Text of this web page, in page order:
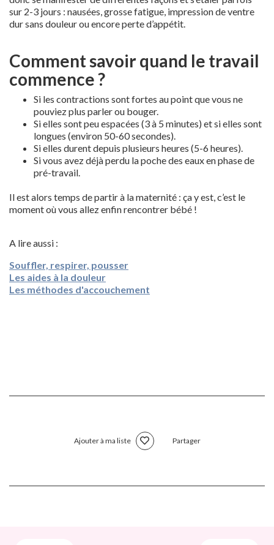
sur 2-3 jours : nausées, grosse fatigue, impression de ventre
dur sans douleur ou encore perte d’appétit.
Comment savoir quand le travail
commence ?
Si les contractions sont fortes au point que vous ne
pouviez plus parler ou bouger.
Si elles sont peu espacées (3 à 5 minutes) et si elles sont
longues (environ 50-60 secondes).
Si elles durent depuis plusieurs heures (5-6 heures).
Si vous avez déjà perdu la poche des eaux en phase de
pré-travail.
Il est alors temps de partir à la maternité : ça y est, c’est le
moment où vous allez enfin rencontrer bébé !
A lire aussi :
Souffler, respirer, pousser
Les aides à la douleur
Les méthodes d'accouchement
Ajouter à ma liste Partager